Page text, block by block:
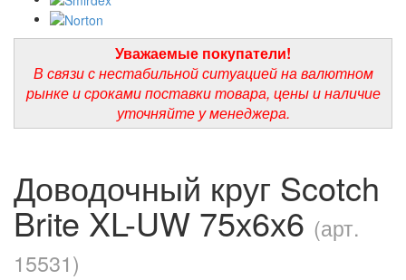
Уважаемые покупатели!
В связи с нестабильной ситуацией на валютном
рынке и сроками поставки товара, цены и наличие
уточняйте у менеджера.
Доводочный круг Scotch
Brite XL-UW 75х6х6 (арт.
15531)